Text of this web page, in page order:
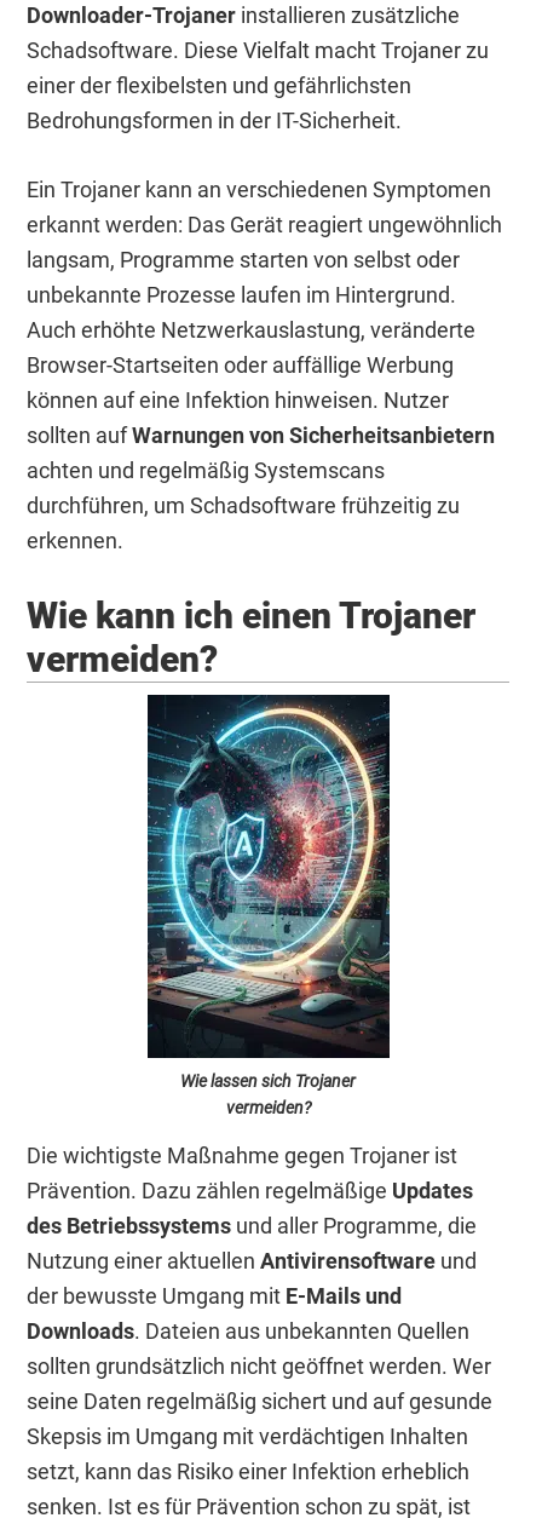
Downloader-Trojaner installieren zusätzliche
Schadsoftware. Diese Vielfalt macht Trojaner zu
einer der flexibelsten und gefährlichsten
Bedrohungsformen in der IT-Sicherheit.
Ein Trojaner kann an verschiedenen Symptomen
erkannt werden: Das Gerät reagiert ungewöhnlich
langsam, Programme starten von selbst oder
unbekannte Prozesse laufen im Hintergrund.
Auch erhöhte Netzwerkauslastung, veränderte
Browser-Startseiten oder auffällige Werbung
können auf eine Infektion hinweisen. Nutzer
sollten aufWarnungen von Sicherheitsanbietern
achten und regelmäßig Systemscans
durchführen, um Schadsoftware frühzeitig zu
erkennen.
Wie kann ich einen Trojaner
vermeiden?
Wie lassen sich Trojaner
vermeiden?
Die wichtigste Maßnahme gegen Trojaner ist
Prävention. Dazu zählen regelmäßige Updates
des Betriebssystems und aller Programme, die
Nutzung einer aktuellenAntivirensoftware und
der bewusste Umgang mit E-Mails und
Downloads. Dateien aus unbekannten Quellen
sollten grundsätzlich nicht geöffnet werden. Wer
seine Daten regelmäßig sichert und auf gesunde
Skepsis im Umgang mit verdächtigen Inhalten
setzt, kann das Risiko einer Infektion erheblich
senken. Ist es für Prävention schon zu spät, ist